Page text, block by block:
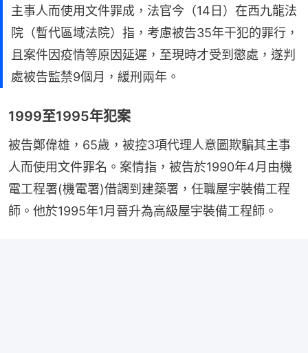
主事人而使用文件罪成，法官今（14日）在西九龍法
院（暫代區域法院）指，考慮被告35年干犯的罪行，
且案件因疫情等原因延遲，至現時才受到懲處，遂判
處被告監禁9個月，緩刑兩年。
1999至1995年犯案
被告鄭偉雄，65歲，被控3項代理人意圖欺騙其主事
人而使用文件罪名。案情指，被告於1990年4月由機
電工程署(機電署)借調到建築署，任職屋宇裝備工程
師。他於1995年1月晉升為高級屋宇裝備工程師。